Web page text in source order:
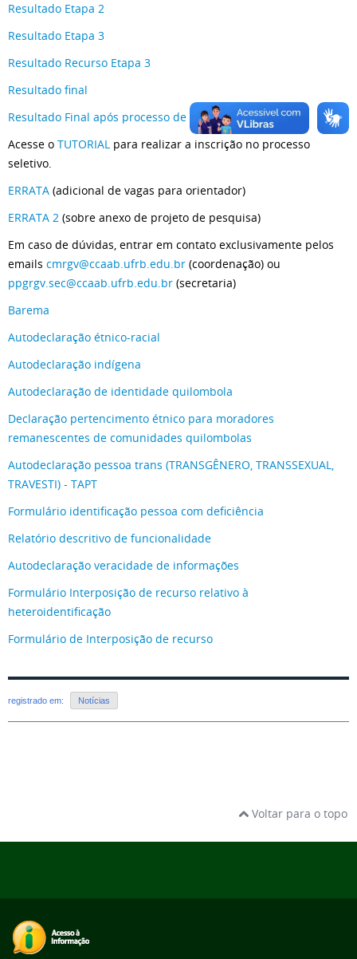
Resultado Etapa 2
Resultado Etapa 3
Resultado Recurso Etapa 3
Resultado final
Resultado Final após processo de Heteroidentificação
Acesse o TUTORIAL para realizar a inscrição no processo
seletivo.
ERRATA (adicional de vagas para orientador)
ERRATA 2 (sobre anexo de projeto de pesquisa)
Em caso de dúvidas, entrar em contato exclusivamente pelos
emails cmrgv@ccaab.ufrb.edu.br (coordenação) ou
ppgrgv.sec@ccaab.ufrb.edu.br (secretaria)
Barema
Autodeclaração étnico-racial
Autodeclaração indígena
Autodeclaração de identidade quilombola
Declaração pertencimento étnico para moradores
remanescentes de comunidades quilombolas
Autodeclaração pessoa trans (TRANSGÊNERO, TRANSSEXUAL,
TRAVESTI) - TAPT
Formulário identificação pessoa com deficiência
Relatório descritivo de funcionalidade
Autodeclaração veracidade de informações
Formulário Interposição de recurso relativo à
heteroidentificação
Formulário de Interposição de recurso
registrado em: Notícias
Voltar para o topo